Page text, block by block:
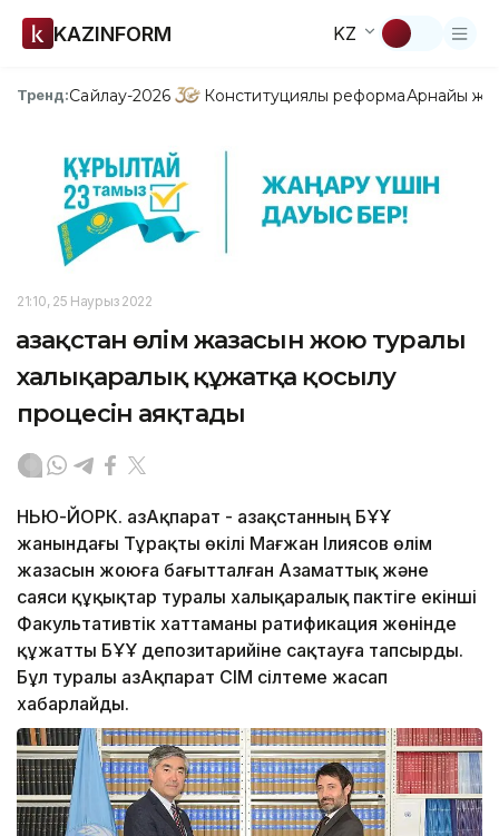
KAZINFORM KZ
Тренд:Сайлау-2026 Конституциялық реформаАрнайы
21:10, 25 Наурыз 2022
Қазақстан өлім жазасын жою туралы
халықаралық құжатқа қосылу
процесін аяқтады
НЬЮ-ЙОРК. ҚазАқпарат - Қазақстанның БҰҰ
жанындағы Тұрақты өкілі Мағжан Ілиясов өлім
жазасын жоюға бағытталған Азаматтық және
саяси құқықтар туралы халықаралық пактіге екінші
Факультативтік хаттаманы ратификация жөнінде
құжатты БҰҰ депозитарийіне сақтауға тапсырды.
Бұл туралы ҚазАқпарат СІМ сілтеме жасап
хабарлайды.